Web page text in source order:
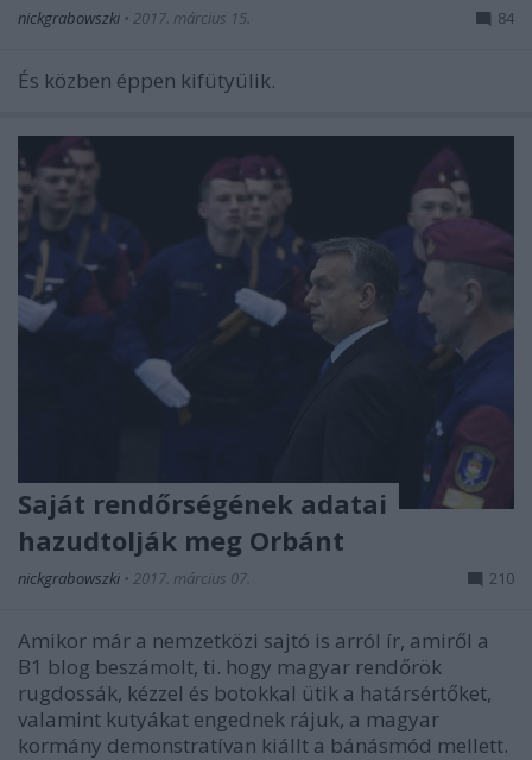
nickgrabowszki • 2017. március 15. 84
És közben éppen kifütyülik.
Saját rendőrségének adatai
hazudtolják meg Orbánt
nickgrabowszki • 2017. március 07. 210
Amikor már a nemzetközi sajtó is arról ír, amiről a
B1 blog beszámolt, ti. hogy magyar rendőrök
rugdossák, kézzel és botokkal ütik a határsértőket,
valamint kutyákat engednek rájuk, a magyar
kormány demonstratívan kiállt a bánásmód mellett.